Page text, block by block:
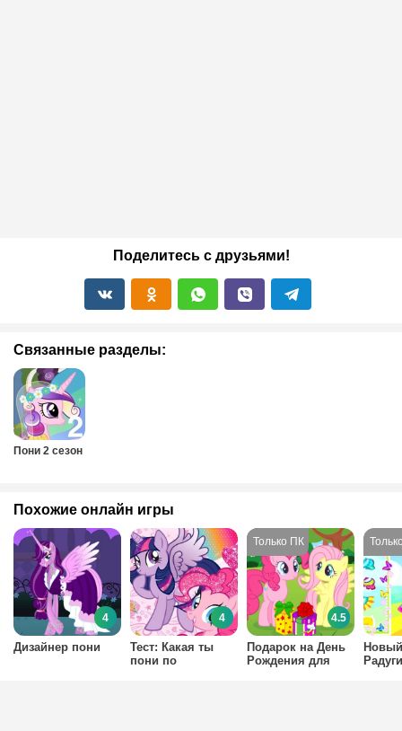
Поделитесь с друзьями!
Связанные разделы:
Пони 2 сезон
Похожие онлайн игры
Подарок на День
Рождения для
4.5
Дизайнер пони
4
Тест: Какая ты
пони по
4